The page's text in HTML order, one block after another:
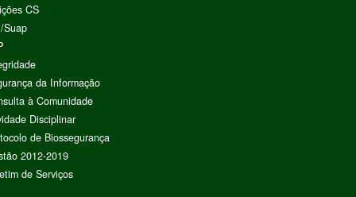
CS
Suap
da Informação
à Comunidade
Disciplinar
de Biossegurança
2012-2019
de Serviços